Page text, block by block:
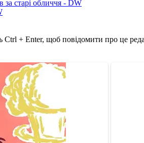
старі обличчя - DW
Ctrl + Enter, щоб повідомити про це